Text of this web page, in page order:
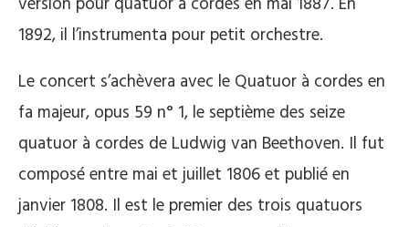
1892, il l’instrumenta pour petit orchestre.
Le concert s’achèvera avec le Quatuor à cordes en
fa majeur, opus 59 n° 1, le septième des seize
quatuor à cordes de Ludwig van Beethoven. Il fut
composé entre mai et juillet 1806 et publié en
janvier 1808. Il est le premier des trois quatuors